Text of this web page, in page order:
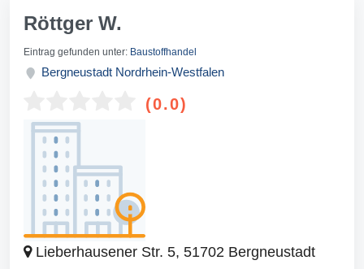
Röttger W.
Eintrag gefunden unter: Baustoffhandel
Bergneustadt Nordrhein-Westfalen
(0.0)
Lieberhausener Str. 5, 51702 Bergneustadt